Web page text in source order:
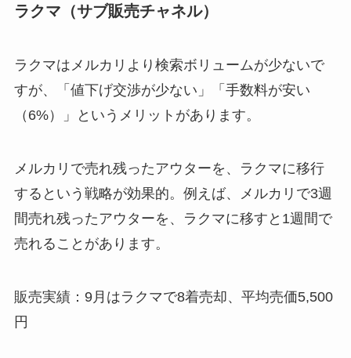
ラクマ（サブ販売チャネル）
ラクマはメルカリより検索ボリュームが少ないで
すが、「値下げ交渉が少ない」「手数料が安い
（6%）」というメリットがあります。
メルカリで売れ残ったアウターを、ラクマに移行
するという戦略が効果的。例えば、メルカリで3週
間売れ残ったアウターを、ラクマに移すと1週間で
売れることがあります。
販売実績：9月はラクマで8着売却、平均売価5,500
円